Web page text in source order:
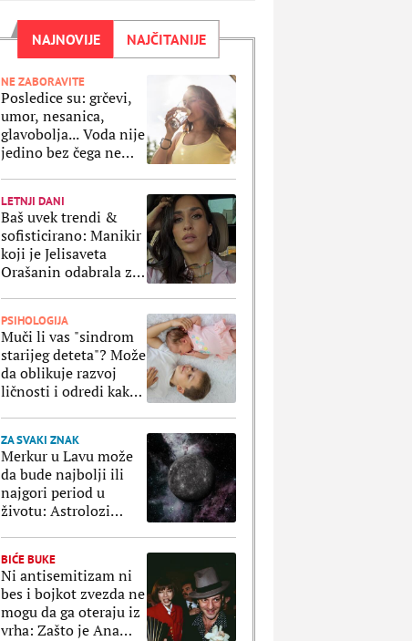
NAJNOVIJE NAJČITANIJE
NE ZABORAVITE
Posledice su: grčevi,
umor, nesanica,
glavobolja... Voda nije
jedino bez čega ne
LETNJI DANI
Baš uvek trendi &
sofisticirano: Manikir
koji je Jelisaveta
Orašanin odabrala za
PSIHOLOGIJA
Muči li vas "sindrom
starijeg deteta"? Može
da oblikuje razvoj
ličnosti i odredi kako
ZA SVAKI ZNAK
Merkur u Lavu može
da bude najbolji ili
najgori period u
životu: Astrolozi
dobro
BIĆE BUKE
Ni antisemitizam ni
bes i bojkot zvezda ne
mogu da ga oteraju iz
vrha: Zašto je Ana